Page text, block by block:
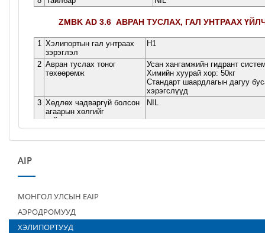
AIP
МОНГОЛ УЛСЫН EAIP
АЭРОДРОМУУД
ХЭЛИПОРТУУД